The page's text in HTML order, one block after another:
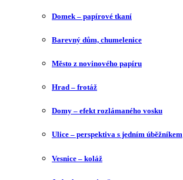
Domek – papírové tkaní
Barevný dům, chumelenice
Město z novinového papíru
Hrad – frotáž
Domy – efekt rozlámaného vosku
Ulice – perspektiva s jedním úběžníkem
Vesnice – koláž